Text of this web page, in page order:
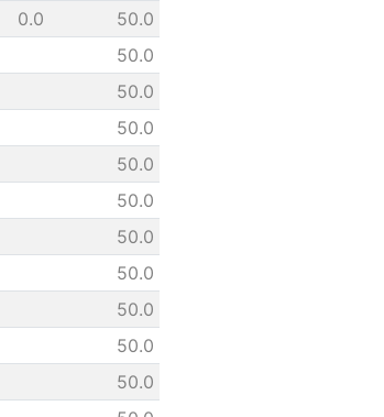
0.0
50.0
50.0
50.0
50.0
50.0
50.0
50.0
50.0
50.0
50.0
50.0